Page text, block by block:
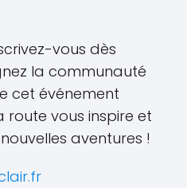
vous dès
la communauté
cet événement
route vous inspire et
aventures !